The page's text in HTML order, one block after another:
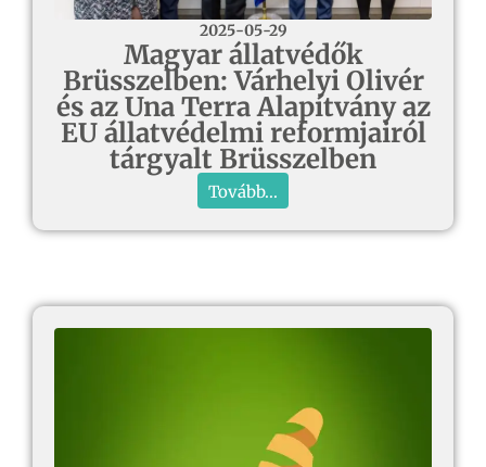
2025-05-29
Magyar állatvédők
Brüsszelben: Várhelyi Olivér
és az Una Terra Alapítvány az
EU állatvédelmi reformjairól
tárgyalt Brüsszelben
Tovább...